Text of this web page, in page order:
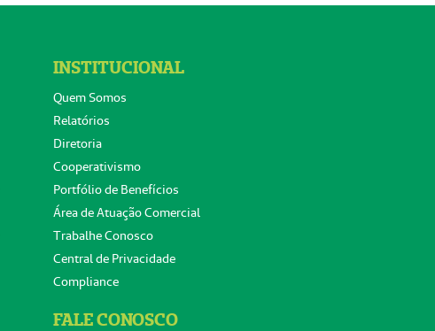
INSTITUCIONAL
Quem Somos
Relatórios
Diretoria
Cooperativismo
Portfólio de Benefícios
Área de Atuação Comercial
Trabalhe Conosco
Central de Privacidade
Compliance
FALE CONOSCO